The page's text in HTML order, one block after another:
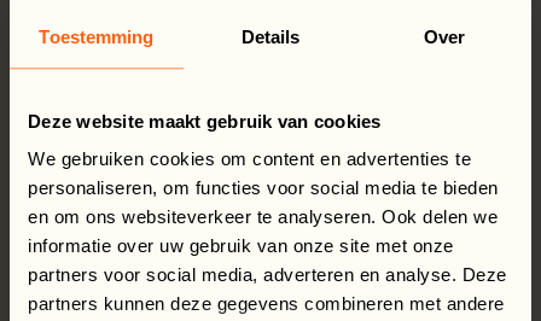
Toestemming Details Over
Deze website maakt gebruik van cookies
We gebruiken cookies om content en advertenties te
personaliseren, om functies voor social media te bieden
en om ons websiteverkeer te analyseren. Ook delen we
informatie over uw gebruik van onze site met onze
partners voor social media, adverteren en analyse. Deze
partners kunnen deze gegevens combineren met andere
“De relaties met onze belangrijkste klanten zijn
open calculaties, transparantie en wederzijds
vertrouwen. Dat is waar Flexspecialisten in uitblinkt
en wat ons door deze verandering heen helpt.”
De conclusie voor 2026
We zijn voorbereid. Medewerkers worden beter
beloond dan ooit. De samenwerking met klanten is